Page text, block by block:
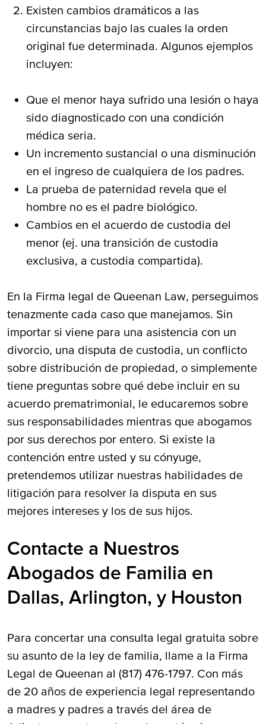
Existen cambios dramáticos a las
circunstancias bajo las cuales la orden
original fue determinada. Algunos ejemplos
incluyen:
Que el menor haya sufrido una lesión o haya
sido diagnosticado con una condición
médica seria.
Un incremento sustancial o una disminución
en el ingreso de cualquiera de los padres.
La prueba de paternidad revela que el
hombre no es el padre biológico.
Cambios en el acuerdo de custodia del
menor (ej. una transición de custodia
exclusiva, a custodia compartida).
En la Firma legal de Queenan Law, perseguimos
tenazmente cada caso que manejamos. Sin
importar si viene para una asistencia con un
divorcio, una disputa de custodia, un conflicto
sobre distribución de propiedad, o simplemente
tiene preguntas sobre qué debe incluir en su
acuerdo prematrimonial, le educaremos sobre
sus responsabilidades mientras que abogamos
por sus derechos por entero. Si existe la
contención entre usted y su cónyuge,
pretendemos utilizar nuestras habilidades de
litigación para resolver la disputa en sus
mejores intereses y los de sus hijos.
Contacte a Nuestros
Abogados de Familia en
Dallas, Arlington, y Houston
Para concertar una consulta legal gratuita sobre
su asunto de la ley de familia, llame a la Firma
Legal de Queenan al (817) 476-1797. Con más
de 20 años de experiencia legal representando
a madres y padres a través del área de